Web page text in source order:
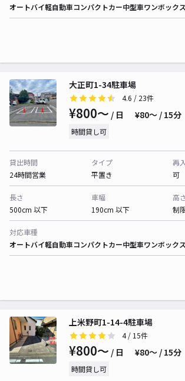
オートバイ軽自動車コンパクトカー中型車ワンボックス
大正町1-34駐車場
4.6 / 23件
¥800〜 / 日 ¥80〜 / 15分
時間貸し可
貸出時間
24時間営業
タイプ
平置き
再
可
長さ
500cm 以下
車幅
190cm 以下
高さ
制
対応車種
オートバイ軽自動車コンパクトカー中型車ワンボックス
上米野町1-14-4駐車場
4/ 15件
¥800〜 / 日 ¥80〜 / 15分
時間貸し可